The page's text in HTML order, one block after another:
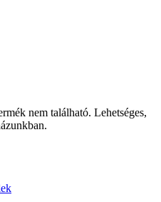
nem található. Lehetséges,